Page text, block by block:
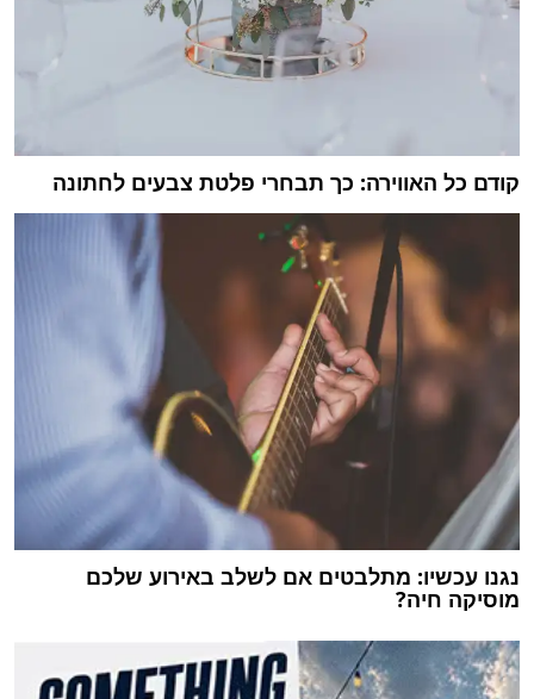
קודם כל האווירה: כך תבחרי פלטת צבעים לחתונה
נגנו עכשיו: מתלבטים אם לשלב באירוע שלכם
מוסיקה חיה?